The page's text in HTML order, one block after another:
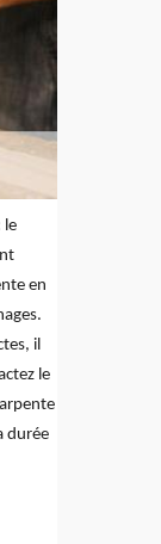
le
en
il
le
durée